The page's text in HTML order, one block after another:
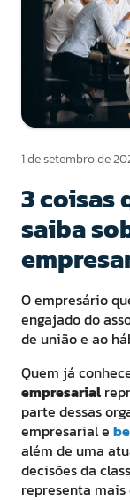
1 de setembro de
3 coisas
saiba
O empresário
engajado do
de união e ao
Quem já
empresarial
parte dessas
empresarial e
além de uma
decisões da
representa mais